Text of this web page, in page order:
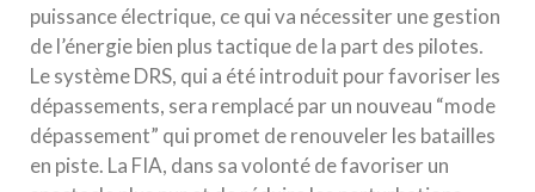
puissance électrique, ce qui va nécessiter une gestion
de l’énergie bien plus tactique de la part des pilotes.
Le système DRS, qui a été introduit pour favoriser les
dépassements, sera remplacé par un nouveau “mode
dépassement” qui promet de renouveler les batailles
en piste. La FIA, dans sa volonté de favoriser un